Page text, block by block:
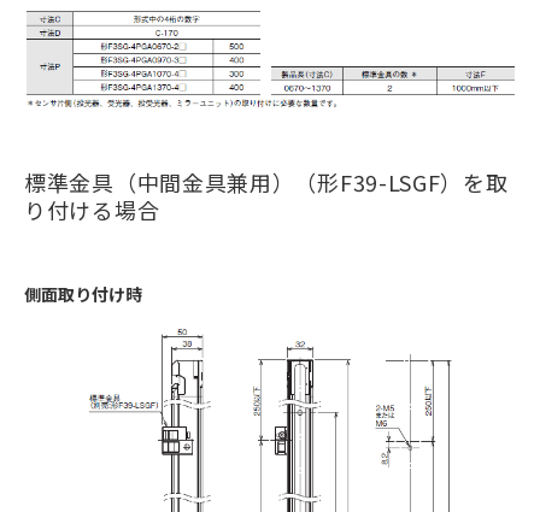
標準金具（中間金具兼用）（形F39-LSGF）を取
り付ける場合
側面取り付け時